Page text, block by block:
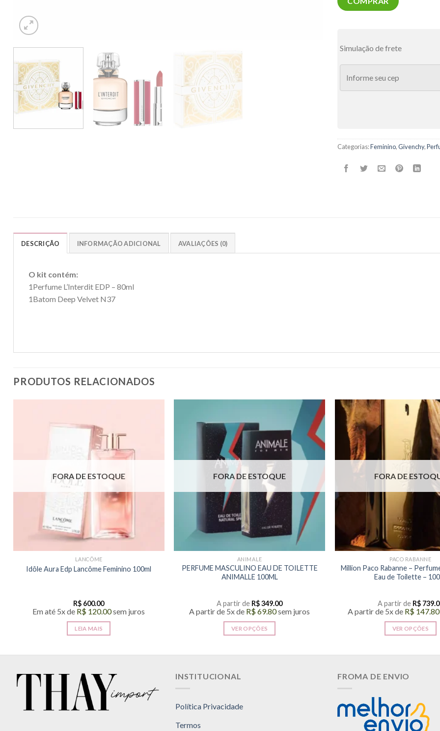
Simulação de frete
Categorias:Feminino,Givenchy,
DESCRIÇÃO INFORMAÇÃO ADICIONAL AVALIAÇÕES (0)
O kit contém:
1Perfume L’Interdit EDP – 80ml
1Batom Deep Velvet N37
PRODUTOS RELACIONADOS
FORA DE ESTOQUE
LANCÔME
Idôle Aura Edp Lancôme Feminino 100ml
R$ 600.00
Em até 5x de R$ 120.00sem juros
LEIA MAIS
FORA DE ESTOQUE
ANIMALE
PERFUME MASCULINO EAU DE TOILETTE
ANIMALLE 100ML
A partir de R$349.00
A partir de 5x de R$69.80sem juros
VER OPÇÕES
FORA DE
PACO RABANNE
Million Paco Rabanne –
Eau de Toilette –
A partir de R$
A partir de 5x de R$ 147.80
VER OPÇÕES
opções
podem
INSTITUCIONAL
Política Privacidade
Termos
FROMA DE ENVIO